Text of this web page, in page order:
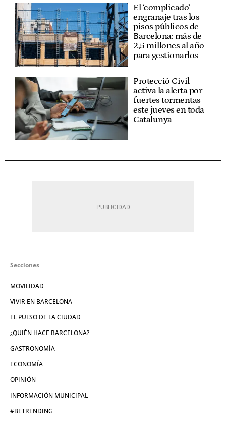
El ‘complicado’
engranaje tras los
pisos públicos de
Barcelona: más de
2,5 millones al año
para gestionarlos
Protecció Civil
activa la alerta por
fuertes tormentas
este jueves en toda
Catalunya
Secciones
MOVILIDAD
VIVIR EN BARCELONA
EL PULSO DE LA CIUDAD
¿QUIÉN HACE BARCELONA?
GASTRONOMÍA
ECONOMÍA
OPINIÓN
INFORMACIÓN MUNICIPAL
#BETRENDING